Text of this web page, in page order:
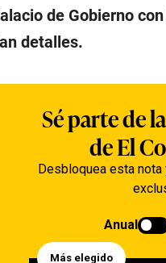
de Gobierno
detalles.